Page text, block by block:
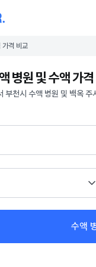
가격 비교
병원 및 수액 가
부천시 수액 병원 및 백옥
수액